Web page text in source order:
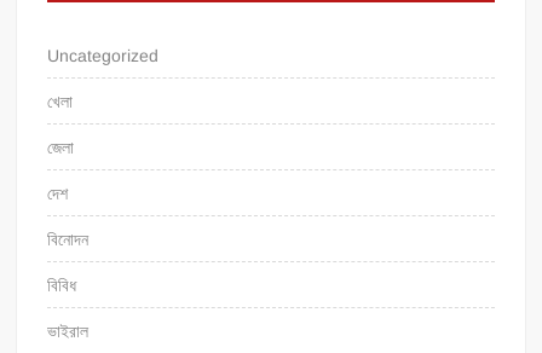
Uncategorized
খেলা
জেলা
দেশ
বিনোদন
বিবিধ
ভাইরাল